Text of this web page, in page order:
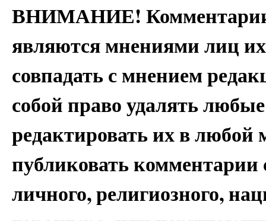
ВНИМАНИЕ! Комментарии
являются мнениями лиц
совпадать с мнением
собой право удалять
редактировать их в
публиковать
личного, религиозного,